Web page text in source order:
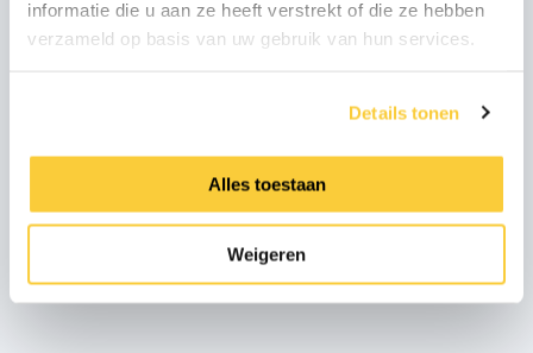
informatie die u aan ze heeft verstrekt of die ze hebben
verzameld op basis van uw gebruik van hun services.
Details tonen
Alles toestaan
Weigeren
Russia